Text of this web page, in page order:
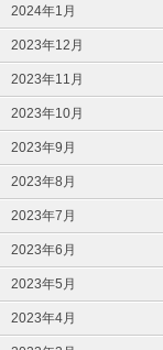
2024年1月
2023年12月
2023年11月
2023年10月
2023年9月
2023年8月
2023年7月
2023年6月
2023年5月
2023年4月